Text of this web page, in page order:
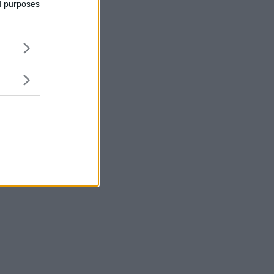
purposes